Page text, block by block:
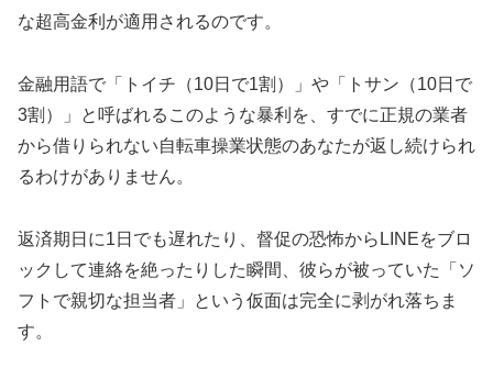
な超高金利が適用されるのです。
金融用語で「トイチ（10日で1割）」や「トサン（10日で
3割）」と呼ばれるこのような暴利を、すでに正規の業者
から借りられない自転車操業状態のあなたが返し続けられ
るわけがありません。
返済期日に1日でも遅れたり、督促の恐怖からLINEをブロ
ックして連絡を絶ったりした瞬間、彼らが被っていた「ソ
フトで親切な担当者」という仮面は完全に剥がれ落ちま
す。